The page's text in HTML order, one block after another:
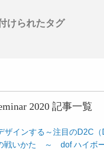
けられたタグ
2020 記事一覧
ザインする～注目のD2C（
戦いかた ～ dof ハイボ